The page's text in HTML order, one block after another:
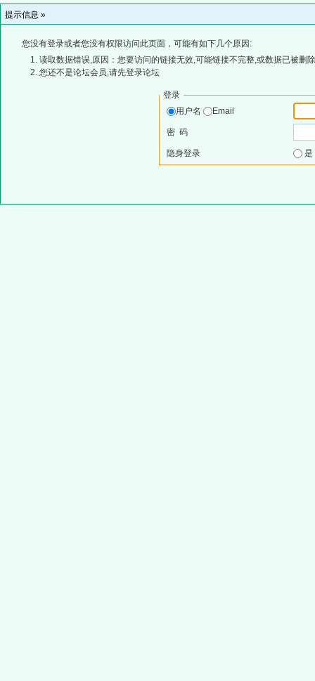
提示信息 »
您没有登录或者您没有权限访问此页面，可能有如下几个原因:
读取数据错误,原因：您要访问的链接无效,可能链接不完整,或数据已被删
您还不是论坛会员,请先登录论坛
登录
用户名
Email
密 码
隐身登录